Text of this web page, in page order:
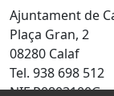
Ajuntament de
Plaça Gran, 2
08280 Calaf
Tel. 938 698 512
NIF P0803100G